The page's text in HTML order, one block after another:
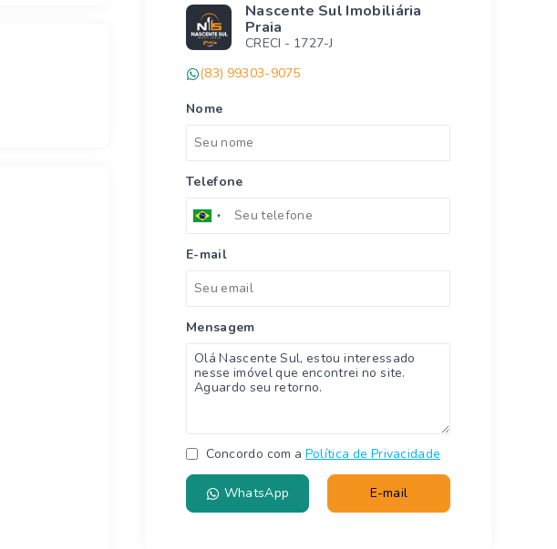
Nascente Sul Imobiliária
Praia
CRECI - 1727-J
(83) 99303-9075
Nome
Telefone
E-mail
Mensagem
Concordo com a Política de Privacidade
WhatsApp E-mail